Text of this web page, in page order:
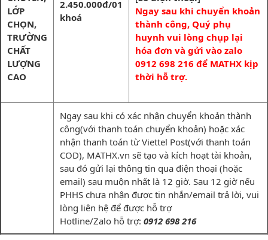
LỚP
CHỌN,
TRƯỜNG
CHẤT
LƯỢNG
CAO
2.450.000đ/01
khoá
Ngay sau khi chuyển khoản
thành công, Quý phụ
huynh vui lòng chụp lại
hóa đơn và gửi vào zalo
0912 698 216 để MATHX kịp
thời hỗ trợ.
Ngay sau khi có xác nhận chuyển khoản thành
công(với thanh toán chuyển khoản) hoặc xác
nhận thanh toán từ Viettel Post(với thanh toán
COD), MATHX.vn sẽ tạo và kích hoạt tài khoản,
sau đó gửi lại thông tin qua điện thoại (hoặc
email) sau muộn nhất là 12 giờ. Sau 12 giờ nếu
PHHS chưa nhận được tin nhắn/email trả lời, vui
lòng liên hệ để được hỗ trợ
Hotline/Zalo hỗ trợ: 0912 698 216